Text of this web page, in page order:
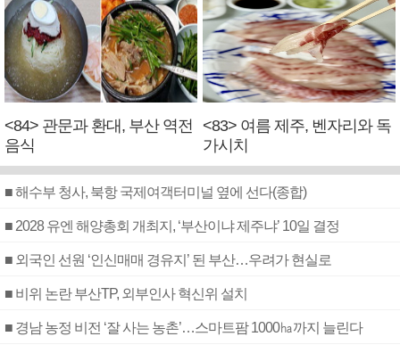
<84> 관문과 환대, 부산 역전
음식
<83> 여름 제주, 벤자리와 독
가시치
■ 해수부 청사, 북항 국제여객터미널 옆에 선다(종합)
■ 2028 유엔 해양총회 개최지, ‘부산이냐 제주냐’ 10일 결정
■ 외국인 선원 ‘인신매매 경유지’ 된 부산…우려가 현실로
■ 비위 논란 부산TP, 외부인사 혁신위 설치
■ 경남 농정 비전 ‘잘 사는 농촌’…스마트팜 1000㏊까지 늘린다